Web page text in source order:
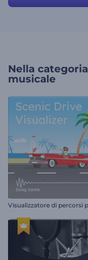
Nella categoria
musicale